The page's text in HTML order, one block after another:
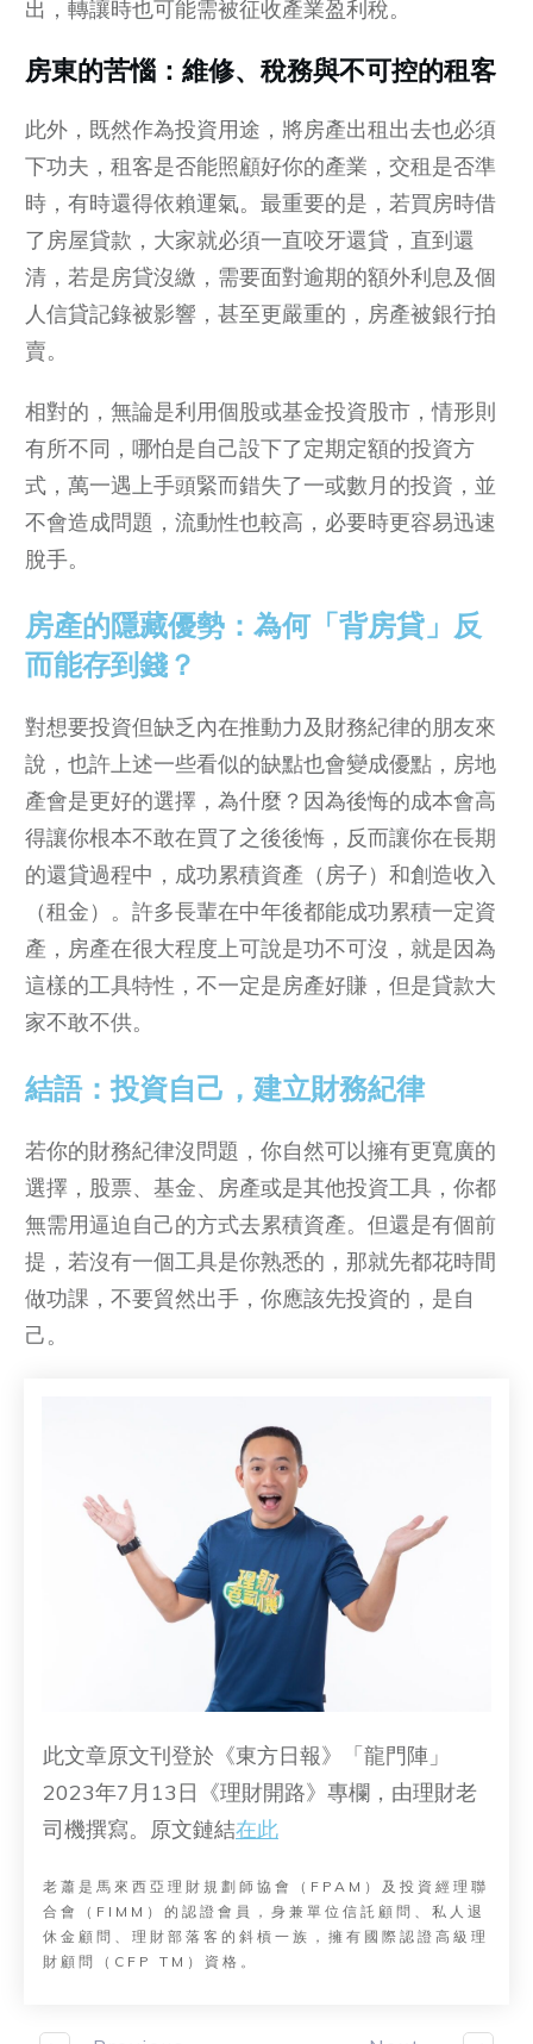
出，轉讓時也可能需被征收產業盈利稅。
房東的苦惱：維修、稅務與不可控的租客
此外，既然作為投資用途，將房產出租出去也必須
下功夫，租客是否能照顧好你的產業，交租是否準
時，有時還得依賴運氣。最重要的是，若買房時借
了房屋貸款，大家就必須一直咬牙還貸，直到還
清，若是房貸沒繳，需要面對逾期的額外利息及個
人信貸記錄被影響，甚至更嚴重的，房產被銀行拍
賣。
相對的，無論是利用個股或基金投資股市，情形則
有所不同，哪怕是自己設下了定期定額的投資方
式，萬一遇上手頭緊而錯失了一或數月的投資，並
不會造成問題，流動性也較高，必要時更容易迅速
脫手。
房產的隱藏優勢：為何「背房貸」反
而能存到錢？
對想要投資但缺乏內在推動力及財務紀律的朋友來
說，也許上述一些看似的缺點也會變成優點，房地
產會是更好的選擇，為什麼？因為後悔的成本會高
得讓你根本不敢在買了之後後悔，反而讓你在長期
的還貸過程中，成功累積資產（房子）和創造收入
（租金）。許多長輩在中年後都能成功累積一定資
產，房產在很大程度上可說是功不可沒，就是因為
這樣的工具特性，不一定是房產好賺，但是貸款大
家不敢不供。
結語：投資自己，建立財務紀律
若你的財務紀律沒問題，你自然可以擁有更寬廣的
選擇，股票、基金、房產或是其他投資工具，你都
無需用逼迫自己的方式去累積資產。但還是有個前
提，若沒有一個工具是你熟悉的，那就先都花時間
做功課，不要貿然出手，你應該先投資的，是自
己。
此文章原文刊登於《東方日報》「龍門陣」
2023年7月13日《理財開路》專欄，由理財老
司機撰寫。原文鏈結在此
老蕭是馬來西亞理財規劃師協會（FPAM）及投資經理聯
合會（FIMM）的認證會員，身兼單位信託顧問、私人退
休金顧問、理財部落客的斜槓一族，擁有國際認證高級理
財顧問（CFP TM）資格。